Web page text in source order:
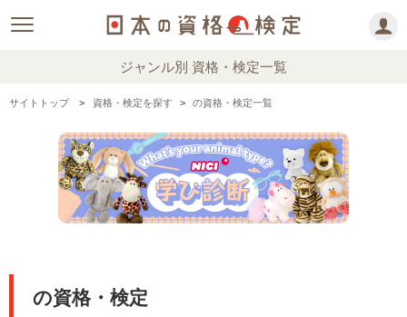
ジャンル別 資格・検定一覧
サイトトップ 資格・検定を探す の資格・検定一覧
の資格・検定